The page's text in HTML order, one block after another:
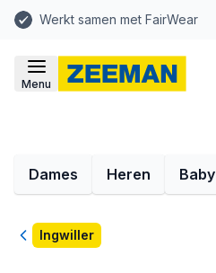
Werkt samen met FairWear
Menu
Dames Heren Baby
TerugIngwiller